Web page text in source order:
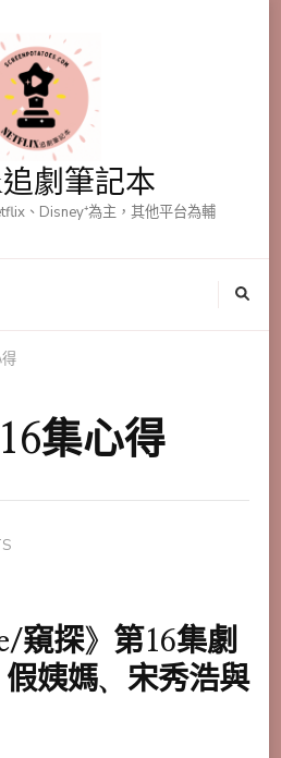
劇筆記本
、Disney⁺為主，其他平台為輔
集心得
窺探》第16集劇
姨媽、宋秀浩與